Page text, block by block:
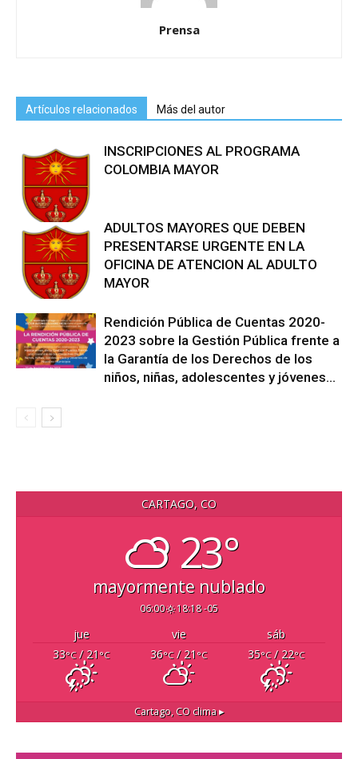
Prensa
Artículos relacionados Más del autor
INSCRIPCIONES AL PROGRAMA
COLOMBIA MAYOR
ADULTOS MAYORES QUE DEBEN
PRESENTARSE URGENTE EN LA
OFICINA DE ATENCION AL ADULTO
MAYOR
Rendición Pública de Cuentas 2020-
2023 sobre la Gestión Pública frente a
la Garantía de los Derechos de los
niños, niñas, adolescentes y jóvenes...
CARTAGO, CO
23°
mayormente nublado
06:00 18:18 -05
jue vie
sáb
33°C/ 21 °C 36°C/ 21 °C 35°C/ 22°C
Cartago, COclima ▸